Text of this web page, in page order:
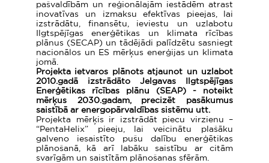
pašvaldībām un reģionālajām iestādēm atrast
inovatīvas un izmaksu efektīvas pieejas, lai
izstrādātu,
finansētu, ieviestu un uzlabotu
Ilgtspējīgas enerģētikas un klimata rīcības
plānus (SECAP) un tādējādi palīdzētu sasniegt
nacionālos un ES mērķus enerģijas un klimata
jomā.
Projekta ietvaros plānots atjaunot un uzlabot
2010.gadā izstrādāto
Jelgavas Ilgtspējīgas
Enerģētikas rīcības plānu (SEAP) - noteikt
mērķus 2030.gadam, precizēt pasākumus
saistībā ar energopārvaldības sistēmu utt.
Projekta mērķis ir
izstrādāt piecu virzienu –
“PentaHelix” pieeju, lai veicinātu plašāku
galveno iesaistīto pušu dalību enerģētikas
plānošanā, kā arī labāku saistību ar citām
svarīgām un saistītām plānošanas sfērām.